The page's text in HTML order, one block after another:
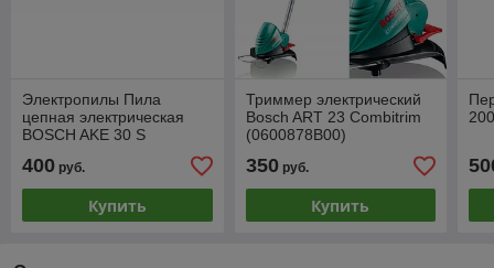
Электропилы Пила
цепная электрическая
BOSCH AKE 30 S
400 руб.
Купить
Триммер электрический
Bosch ART 23 Combitrim
(0600878B00)
350руб.
Купить